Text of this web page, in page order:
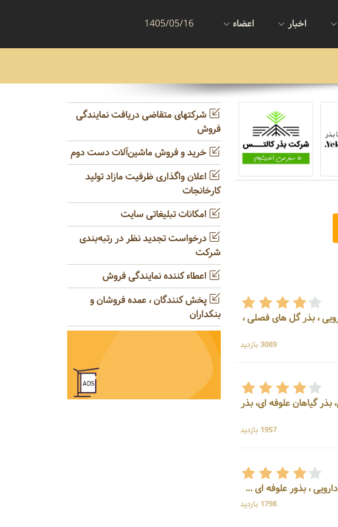
اخبار اعضاء 1405/05/16
دارویی ، بذر گل های فصلی ،
3089 بازدید
گیاهان علوفه ای، بذر
1957 بازدید
1798 بازدید
شرکتهای متقاضی دریافت نمایندگی
فروش
خرید و فروش ماشین‌آلات دست دوم
اعلان واگذاری ظرفیت مازاد تولید
کارخانجات
امکانات تبلیغاتی سایت
درخواست تجدید نظر در رتبه‌بندی
شرکت
اعطاء کننده نمایندگی فروش
پخش کنندگان ، عمده فروشان و
بنکداران